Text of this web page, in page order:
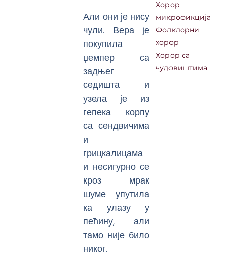
Али они је нису
чули. Вера је
покупила
џемпер са
задњег
седишта и
узела је из
гепека корпу
са сендвичима
и
грицкалицама
и несигурно се
кроз мрак
шуме упутила
ка улазу у
пећину, али
тамо није било
никог.
Хорор
микрофикција
Фолклорни
хорор
Хорор са
чудовиштима